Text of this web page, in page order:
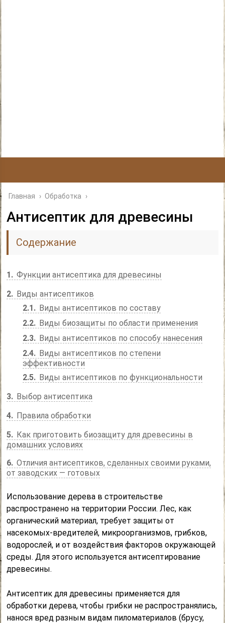
Главная › Обработка ›
Антисептик для древесины
Содержание
1
Функции антисептика для древесины
2
Виды антисептиков
2.1
Виды антисептиков по составу
2.2
Виды биозащиты по области применения
2.3
Виды антисептиков по способу нанесения
2.4
Виды антисептиков по степени
эффективности
2.5
Виды антисептиков по функциональности
3
Выбор антисептика
4
Правила обработки
5
Как приготовить биозащиту для древесины в
домашних условиях
6 Отличия антисептиков, сделанных своими руками,
от заводских — готовых
Использование дерева в строительстве
распространено на территории России. Лес, как
органический материал, требует защиты от
насекомых-вредителей, микроорганизмов, грибков,
водорослей, и от воздействия факторов окружающей
среды. Для этого используется антисептирование
древесины.
Антисептик для древесины применяется для
обработки дерева, чтобы грибки не распространялись,
нанося вред разным видам пиломатериалов (брусу,